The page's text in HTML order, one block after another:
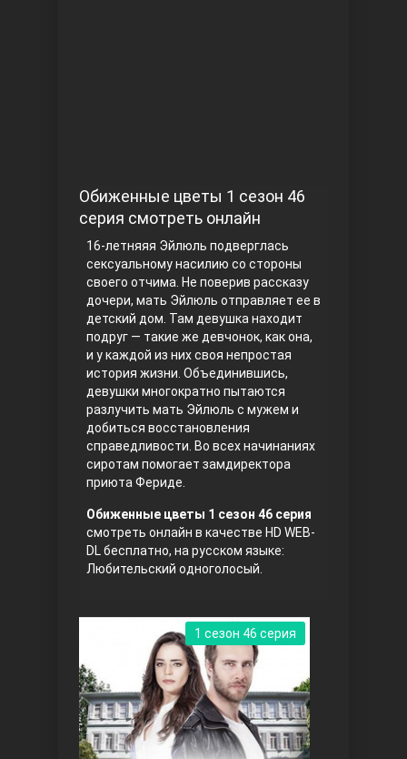
Правосyдие
Любовь напрокат
Воскресший Эртугрул
Обиженные цветы 1 сезон 46
серия смотреть онлайн
16-летняяя Эйлюль подверглась
сексуальному насилию со стороны
своего отчима. Не поверив рассказу
дочери, мать Эйлюль отправляет ее в
детский дом. Там девушка находит
подруг — такие же девчонок, как она,
и у каждой из них своя непростая
история жизни. Объединившись,
девушки многократно пытаются
разлучить мать Эйлюль с мужем и
добиться восстановления
справедливости. Во всех начинаниях
сиротам помогает замдиректора
приюта Фериде.
Обиженные цветы 1 сезон 46 серия
смотреть онлайн в качестве HD WEB-
DL бесплатно, на русском языке:
Любительский одноголосый.
1 сезон 46 серия